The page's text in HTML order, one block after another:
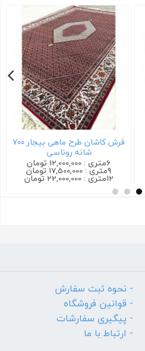
فرش کاشان طرح ماهی بیجار ۷۰۰
شانه روناسی
6متری : 12,000,000 تومان
9متری : 17,500,000 تومان
12متری : 22,000,000 تومان
- نحوه ثبت سفارش
- قوانین فروشگاه
- پیگیری سفارشات
- ارتباط با ما